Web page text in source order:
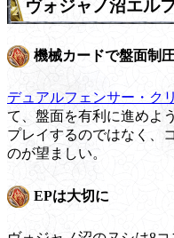
ヴォジャノ沼エル
機械カードで盤面制
デュアルフェンサー・ク
て、盤面を有利に進めよ
プレイするのではなく、
のが望ましい。
EPは大切に